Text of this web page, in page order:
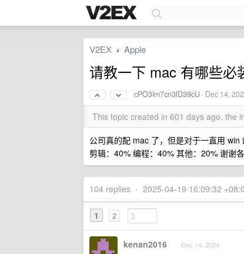
V2EX › Apple
请教一下 mac 有哪些必
cPO3Im7cn3lD39cU · Dec 14,
This topic created in 601 days ago, the
公司真的配 mac 了，但是对于一直用
剪辑：40% 编程：40% 其他：20% 谢谢
104 replies • 2025-04-19 16:09:32
1 2
kenan2016 Dec 14, 2024